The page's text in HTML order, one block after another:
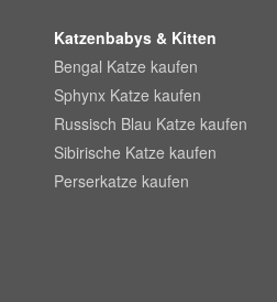
Katzenbabys & Kitten
Bengal Katze kaufen
Sphynx Katze kaufen
Russisch Blau Katze kaufen
Sibirische Katze kaufen
Perserkatze kaufen